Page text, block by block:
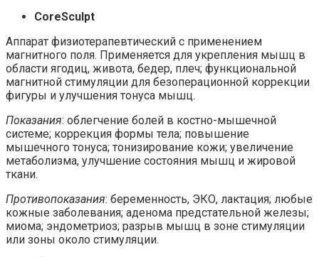
CoreSculpt
Аппарат физиотерапевтический с применением
магнитного поля. Применяется для укрепления мышц в
области ягодиц, живота, бедер, плеч; функциональной
магнитной стимуляции для безоперационной коррекции
фигуры и улучшения тонуса мышц.
Показания: облегчение болей в костно-мышечной
системе; коррекция формы тела; повышение
мышечного тонуса; тонизирование кожи; увеличение
метаболизма, улучшение состояния мышц и жировой
ткани.
Противопоказания: беременность, ЭКО, лактация; любые
кожные заболевания; аденома предстательной железы;
миома; эндометриоз; разрыв мышц в зоне стимуляции
или зоны около стимуляции.